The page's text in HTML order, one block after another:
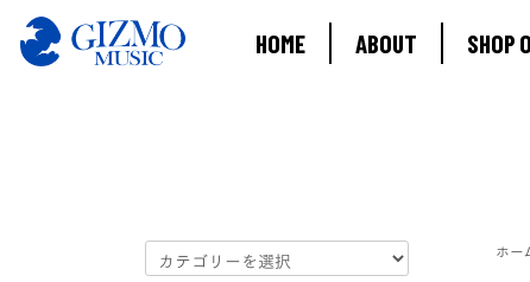
HOME ABOUT SHOP
ホー